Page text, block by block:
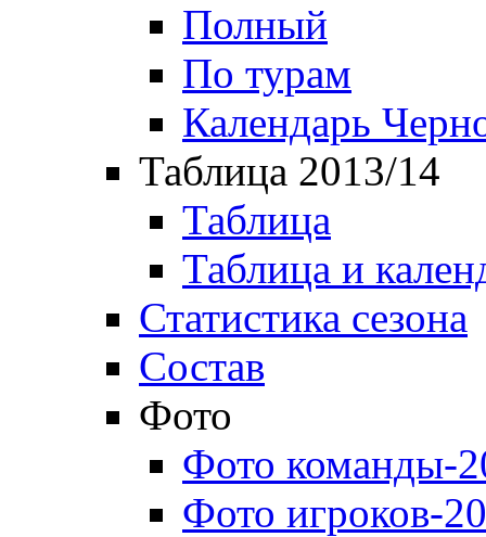
Полный
По турам
Календарь
Таблица 2013/14
Таблица
Таблица и
Статистика сезона
Состав
Фото
Фото команды-
Фото игроков-